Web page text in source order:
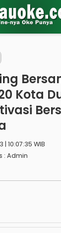
Kota
10:07:35 WIB
: Admin